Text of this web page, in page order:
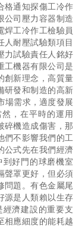
格通知探傷工冷作
公司壓力容器制造
焊工冷作工檢驗員
人耐壓試驗類項目
力試驗責任人銘好
工機器有限公司是
創新理念，高質量
研發和制造的高新
場需求，適度發展
，在平時的運用
碎機造成傷害，那
們不影響我們的工
公式先在我們經濟
好門的球磨機室
聲罩更好，但必須
問題。有色金屬尾
源是人類賴以生存
濟建設的重要支
相應細度的能耗越